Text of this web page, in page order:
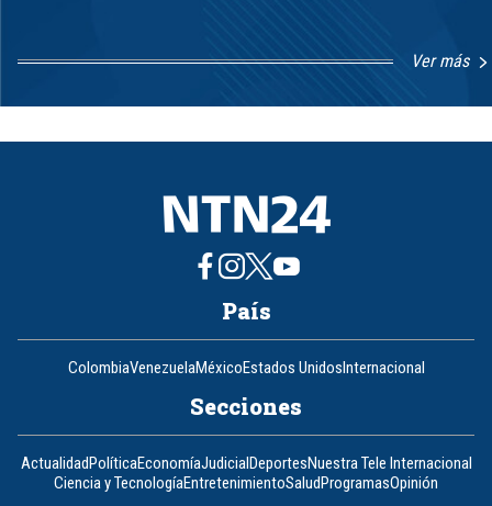
Ver más
1
8
País
ColombiaVenezuelaMéxicoEstados UnidosInternacional
Secciones
ActualidadPolíticaEconomíaJudicialDeportesNuestra Tele Internacional
Ciencia y TecnologíaEntretenimientoSaludProgramasOpinión